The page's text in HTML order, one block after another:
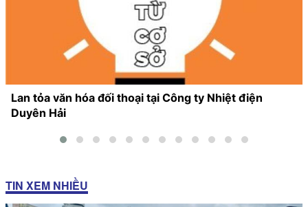
Lan tỏa văn hóa đối thoại tại Công ty Nhiệt điện
Duyên Hải
TIN XEM NHIỀU